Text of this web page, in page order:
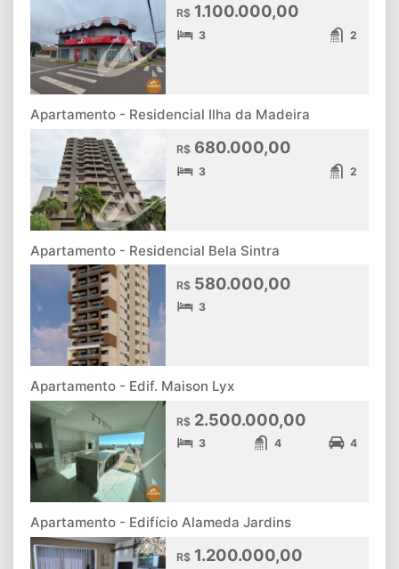
R$ 1.100.000,00
3 2
Apartamento - Residencial Ilha da Madeira
R$ 680.000,00
3 2
Apartamento - Residencial Bela Sintra
R$ 580.000,00
3
Apartamento - Edif. Maison Lyx
R$ 2.500.000,00
3 4 4
Apartamento - Edifício Alameda Jardins
R$ 1.200.000,00